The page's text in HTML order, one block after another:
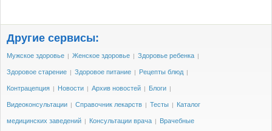
Другие сервисы:
Мужское здоровье | Женское здоровье | Здоровье ребенка |
Здоровое старение | Здоровое питание | Рецепты блюд |
Контрацепция | Новости | Архив новостей | Блоги |
Видеоконсультации | Справочник лекарств | Тесты | Каталог
медицинских заведений | Консультации врача | Врачебные